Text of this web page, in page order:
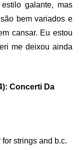
galante, mas
bem variados e
cansar. Eu estou
me deixou ainda
Concerti Da
strings and b.c.